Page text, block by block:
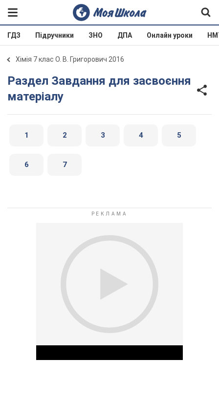
ГДЗ Підручники ЗНО ДПА Онлайн уроки
Хімія 7 клас О. В. Григорович 2016
Раздел Завдання для засвоєння
матеріалу
1 2 3 4 5
6 7